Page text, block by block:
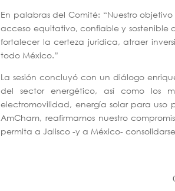
En palabras del Comité: “Nuestro
acceso equitativo, confiable y sostenible
fortalecer la certeza jurídica, atraer
todo México.”
La sesión concluyó con un diálogo
del sector energético, así como los
electromovilidad, energía solar para
AmCham, reafirmamos nuestro
permita a Jalisco -y a México-